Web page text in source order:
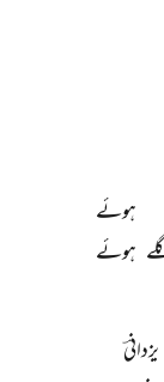
ہوئے
ہوئے
یزدانیؔ